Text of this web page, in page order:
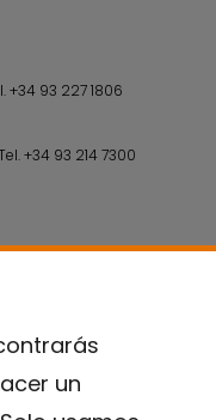
un
+34 93 227 1806
+34 93 214 7300